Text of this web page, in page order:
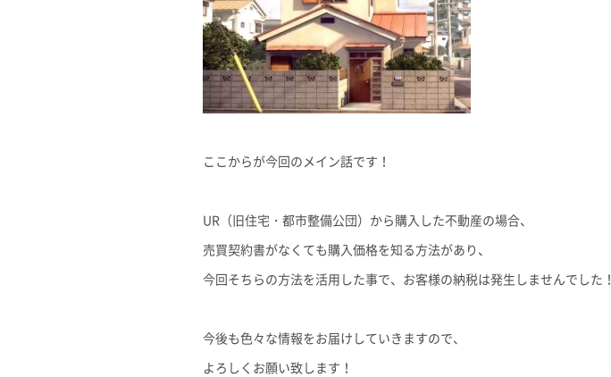
ここからが今回のメイン話です！
UR（旧住宅・都市整備公団）から購入した不動産の場合、
売買契約書がなくても購入価格を知る方法があり、
今回そちらの方法を活用した事で、お客様の納税は発生しませんでした！
今後も色々な情報をお届けしていきますので、
よろしくお願い致します！